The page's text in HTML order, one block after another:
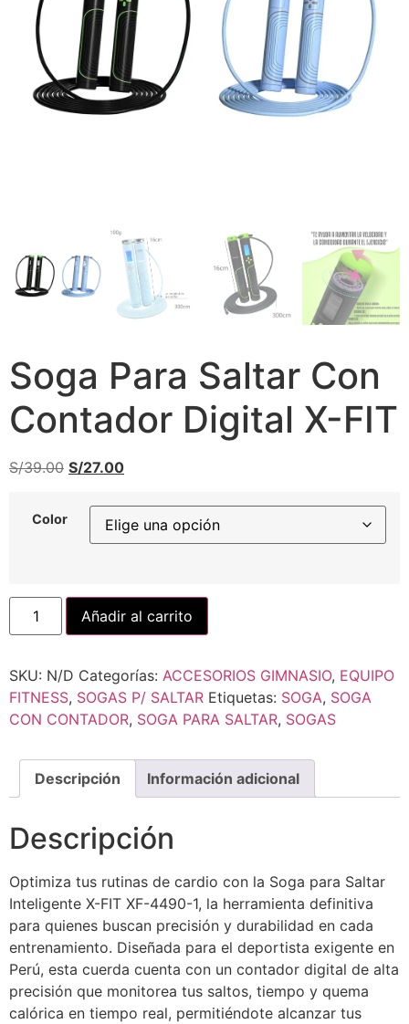
Soga Para Saltar Con
Contador Digital X-FIT
S/39.00 S/27.00
Color
Añadir al carrito
SKU: N/D Categorías: ACCESORIOS GIMNASIO, EQUIPO
FITNESS, SOGAS P/ SALTAR Etiquetas: SOGA, SOGA
CON CONTADOR, SOGA PARA SALTAR, SOGAS
Descripción Información adicional
Descripción
Optimiza tus rutinas de cardio con la Soga para Saltar
Inteligente X-FIT XF-4490-1, la herramienta definitiva
para quienes buscan precisión y durabilidad en cada
entrenamiento. Diseñada para el deportista exigente en
Perú, esta cuerda cuenta con un contador digital de alta
precisión que monitorea tus saltos, tiempo y quema
calórica en tiempo real, permitiéndote alcanzar tus